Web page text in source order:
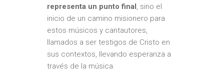
representa un punto final, sino el
inicio de un camino misionero para
estos músicos y cantautores,
llamados a ser testigos de Cristo en
sus contextos, llevando esperanza a
través de la música.